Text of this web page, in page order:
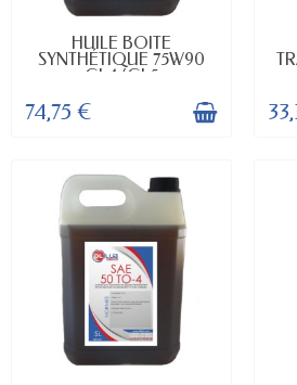
EN STOCK
HUILE BOITE
SYNTHÉTIQUE 75W90
GL4/GL5
74,75 €